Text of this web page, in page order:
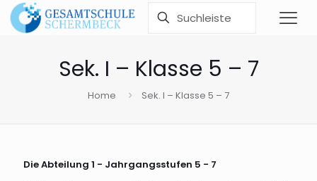
Sek. I – Klasse 5 – 7
Home Sek. I – Klasse 5 – 7
Die Abteilung 1 - Jahrgangsstufen 5 - 7